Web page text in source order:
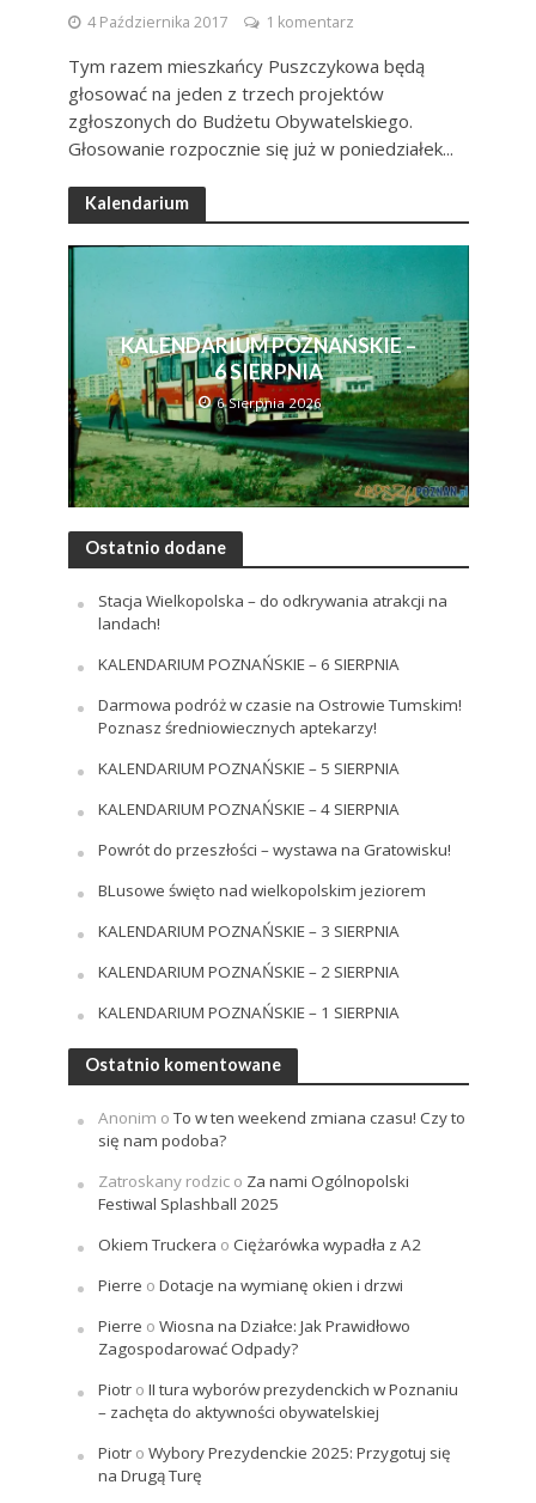
4 Października 2017 1 komentarz
Tym razem mieszkańcy Puszczykowa będą
głosować na jeden z trzech projektów
zgłoszonych do Budżetu Obywatelskiego.
Głosowanie rozpocznie się już w poniedziałek...
Kalendarium
KALENDARIUM POZNAŃSKIE –
6 SIERPNIA
6 Sierpnia 2026
Ostatnio dodane
Stacja Wielkopolska – do odkrywania atrakcji na
landach!
KALENDARIUM POZNAŃSKIE – 6 SIERPNIA
Darmowa podróż w czasie na Ostrowie Tumskim!
Poznasz średniowiecznych aptekarzy!
KALENDARIUM POZNAŃSKIE – 5 SIERPNIA
KALENDARIUM POZNAŃSKIE – 4 SIERPNIA
Powrót do przeszłości – wystawa na Gratowisku!
BLusowe święto nad wielkopolskim jeziorem
KALENDARIUM POZNAŃSKIE – 3 SIERPNIA
KALENDARIUM POZNAŃSKIE – 2 SIERPNIA
KALENDARIUM POZNAŃSKIE – 1 SIERPNIA
Ostatnio komentowane
Anonim oTo w ten weekend zmiana czasu! Czy to
się nam podoba?
Zatroskany rodzico Za nami Ogólnopolski
Festiwal Splashball 2025
Okiem Truckera o Ciężarówka wypadła z A2
Pierre o Dotacje na wymianę okien i drzwi
Pierre o Wiosna na Działce: Jak Prawidłowo
Zagospodarować Odpady?
Piotro II tura wyborów prezydenckich w Poznaniu
– zachęta do aktywności obywatelskiej
Piotro Wybory Prezydenckie 2025: Przygotuj się
na Drugą Turę